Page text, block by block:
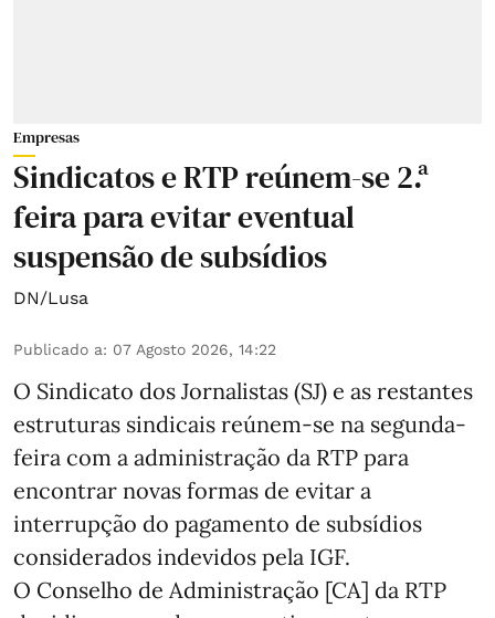
Empresas
Sindicatos e RTP reúnem-se 2.ª
feira para evitar eventual
suspensão de subsídios
DN/Lusa
Publicado a: 07 Agosto 2026, 14:22
O Sindicato dos Jornalistas (SJ) e as restantes
estruturas sindicais reúnem-se na segunda-
feira com a administração da RTP para
encontrar novas formas de evitar a
interrupção do pagamento de subsídios
considerados indevidos pela IGF.
O Conselho de Administração [CA] da RTP